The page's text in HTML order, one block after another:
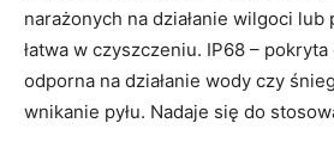
narażonych na działanie wilgoci
łatwa w czyszczeniu. IP68 – pokryta
odporna na działanie wody czy
wnikanie pyłu. Nadaje się do